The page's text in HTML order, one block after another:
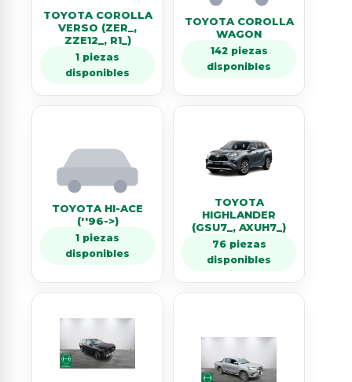
TOYOTA COROLLA
VERSO (ZER_,
ZZE12_, R1_)
1 piezas
disponibles
TOYOTA COROLLA
WAGON
142 piezas
disponibles
TOYOTA HI-ACE
(''96->)
1 piezas
disponibles
TOYOTA
HIGHLANDER
(GSU7_, AXUH7_)
76 piezas
disponibles